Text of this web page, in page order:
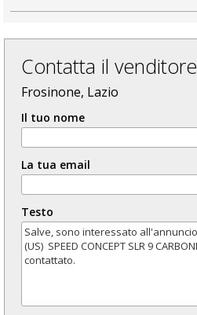
Contatta il venditore
Frosinone, Lazio
Il tuo nome
La tua email
Testo